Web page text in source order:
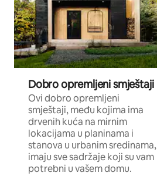
Dobro opremljeni smještaji
Ovi dobro opremljeni
smještaji, među kojima ima
drvenih kuća na mirnim
lokacijama u planinama i
stanova u urbanim sredinama,
imaju sve sadržaje koji su vam
potrebni u vašem domu.